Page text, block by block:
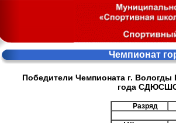
Чемпионат
Победители Чемпионата г. Вологды
года
Разряд